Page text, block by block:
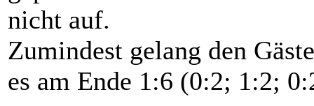
nicht auf.
Zumindest gelang den
es am Ende 1:6 (0:2; 1:2;